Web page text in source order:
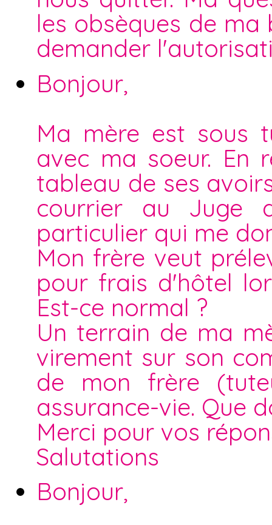
les obsèques de
demander
Bonjour,
Ma mère est sous
avec ma soeur. En
tableau de ses
courrier au Juge
particulier qui me
Mon frère veut
pour frais d'hôtel
Est-ce normal ?
Un terrain de ma
virement sur son
de mon frère
assurance-vie. Que
Merci pour vos
Salutations
Bonjour,